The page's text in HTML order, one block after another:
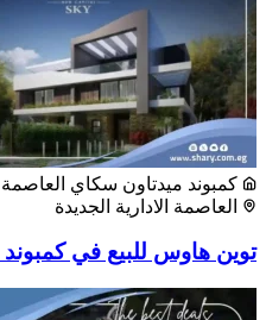
كمبوند ميدتاون سكاي العاصمة
العاصمة الادارية الجديدة
توين هاوس للبيع في كمبوند